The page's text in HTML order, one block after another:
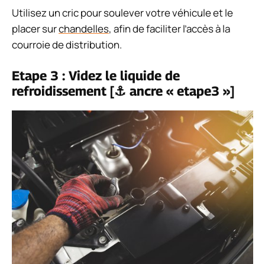
Utilisez un cric pour soulever votre véhicule et le
placer surchandelles, afin de faciliter l’accès à la
courroie de distribution.
Etape 3 : Videz le liquide de
refroidissement [⚓ ancre « etape3 »]